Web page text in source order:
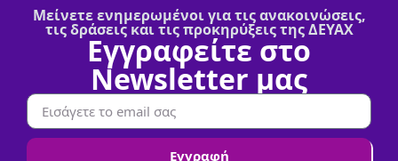
Μείνετε ενημερωμένοι για τις ανακοινώσεις,
τις δράσεις και τις προκηρύξεις της ΔΕΥΑΧ
Εγγραφείτε στο
Newsletter μας
Εγγραφή